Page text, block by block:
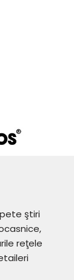
ştiri
reţele